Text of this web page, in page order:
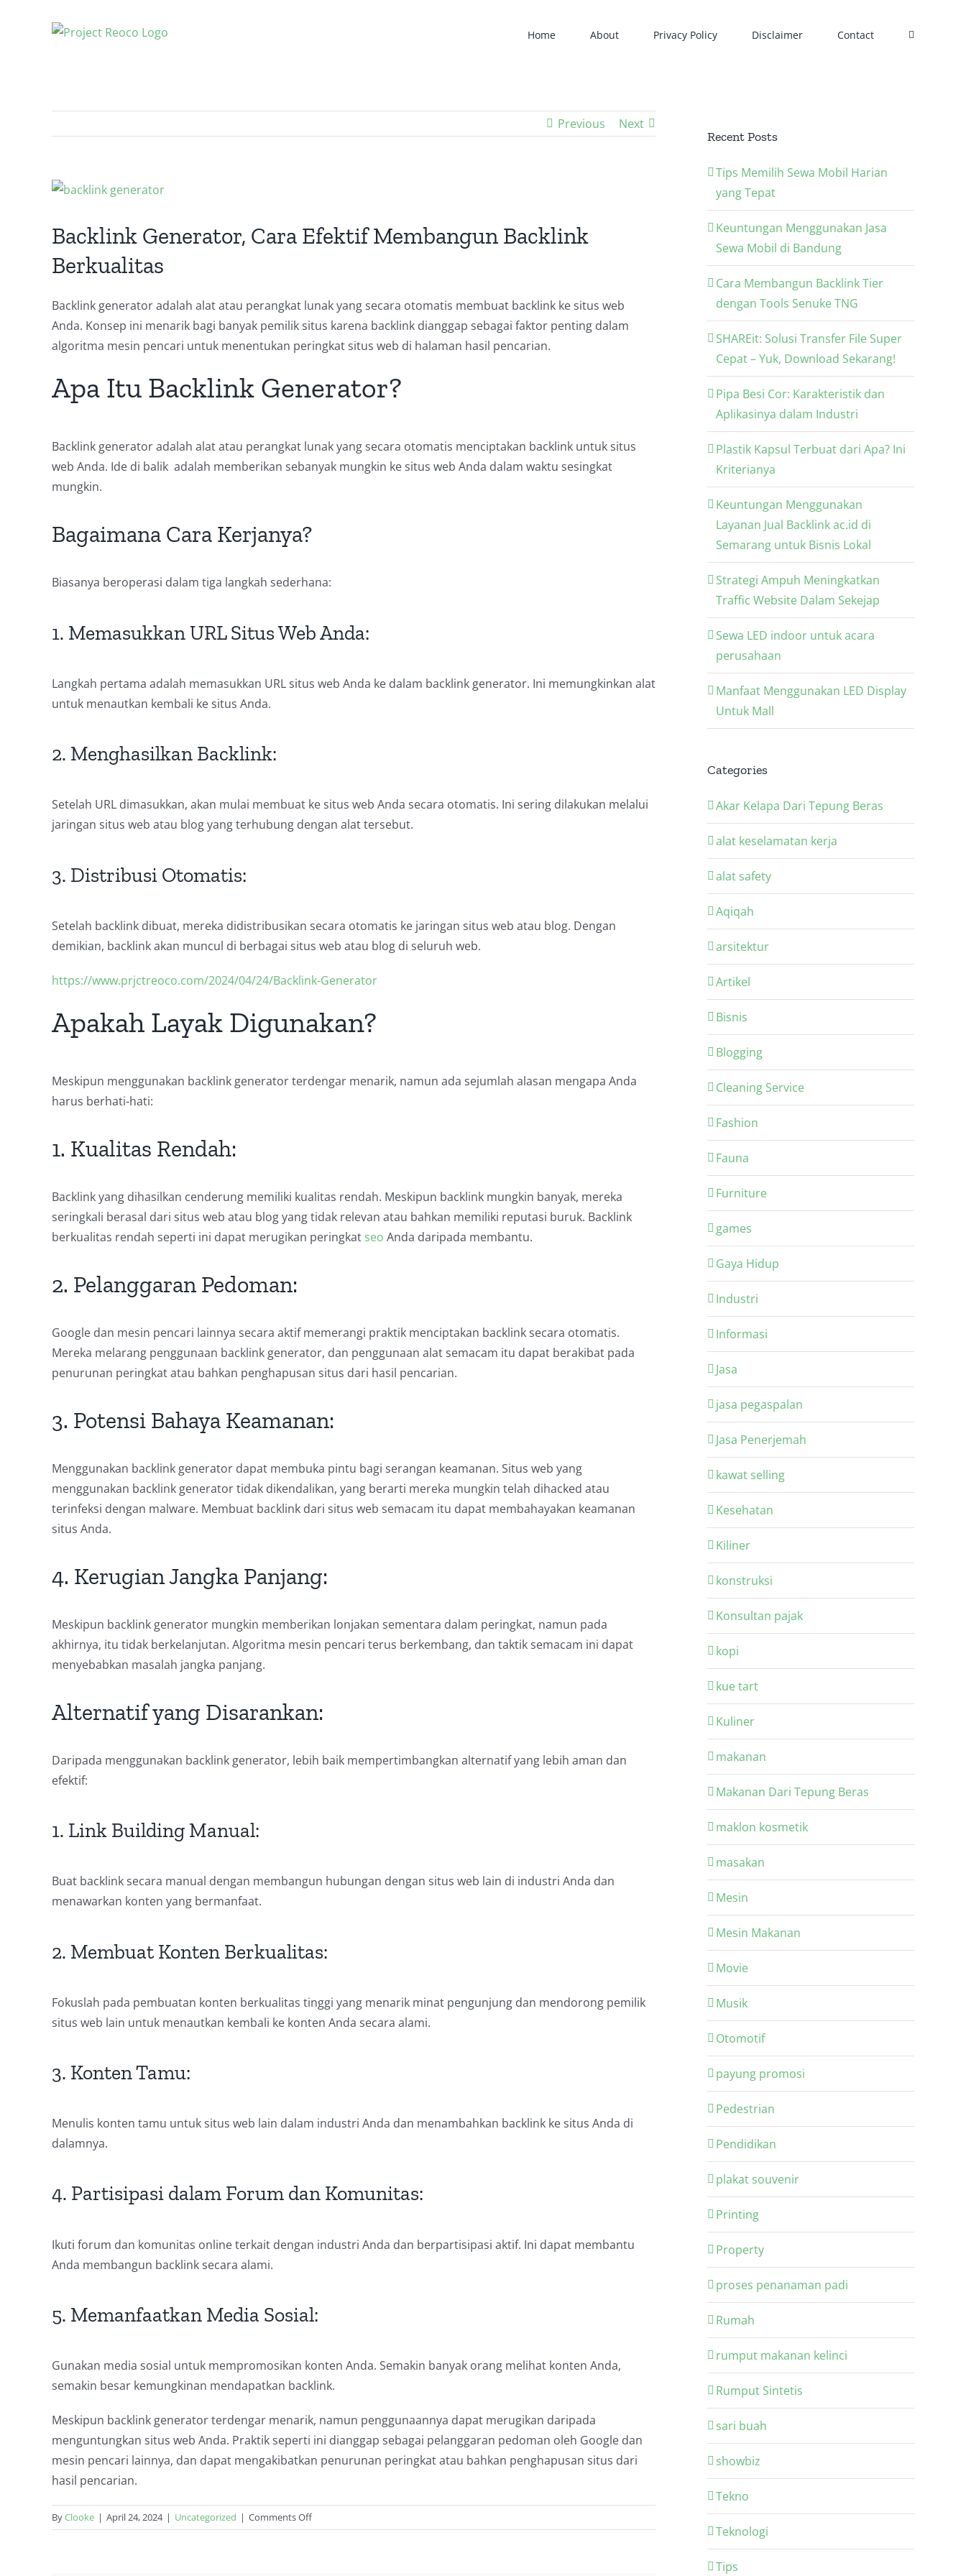
Home About Privacy Policy Disclaimer Contact
Previous Next
View
Image
Backlink Generator, Cara Efektif Membangun Backlink
Berkualitas
Backlink generator adalah alat atau perangkat lunak yang secara otomatis membuat backlink ke situs web
Anda. Konsep ini menarik bagi banyak pemilik situs karena backlink dianggap sebagai faktor penting dalam
algoritma mesin pencari untuk menentukan peringkat situs web di halaman hasil pencarian.
Apa Itu Backlink Generator?
Backlink generator adalah alat atau perangkat lunak yang secara otomatis menciptakan backlink untuk situs
web Anda. Ide di balik adalah memberikan sebanyak mungkin ke situs web Anda dalam waktu sesingkat
mungkin.
Bagaimana Cara Kerjanya?
Biasanya beroperasi dalam tiga langkah sederhana:
1. Memasukkan URL Situs Web Anda:
Langkah pertama adalah memasukkan URL situs web Anda ke dalam backlink generator. Ini memungkinkan alat
untuk menautkan kembali ke situs Anda.
2. Menghasilkan Backlink:
Setelah URL dimasukkan, akan mulai membuat ke situs web Anda secara otomatis. Ini sering dilakukan melalui
jaringan situs web atau blog yang terhubung dengan alat tersebut.
3. Distribusi Otomatis:
Setelah backlink dibuat, mereka didistribusikan secara otomatis ke jaringan situs web atau blog. Dengan
demikian, backlink akan muncul di berbagai situs web atau blog di seluruh web.
https://www.prjctreoco.com/2024/04/24/Backlink-Generator
Apakah Layak Digunakan?
Meskipun menggunakan backlink generator terdengar menarik, namun ada sejumlah alasan mengapa Anda
harus berhati-hati:
1. Kualitas Rendah:
Backlink yang dihasilkan cenderung memiliki kualitas rendah. Meskipun backlink mungkin banyak, mereka
seringkali berasal dari situs web atau blog yang tidak relevan atau bahkan memiliki reputasi buruk. Backlink
berkualitas rendah seperti ini dapat merugikan peringkat seo Anda daripada membantu.
2. Pelanggaran Pedoman:
Google dan mesin pencari lainnya secara aktif memerangi praktik menciptakan backlink secara otomatis.
Mereka melarang penggunaan backlink generator, dan penggunaan alat semacam itu dapat berakibat pada
penurunan peringkat atau bahkan penghapusan situs dari hasil pencarian.
3. Potensi Bahaya Keamanan:
Menggunakan backlink generator dapat membuka pintu bagi serangan keamanan. Situs web yang
menggunakan backlink generator tidak dikendalikan, yang berarti mereka mungkin telah dihacked atau
terinfeksi dengan malware. Membuat backlink dari situs web semacam itu dapat membahayakan keamanan
situs Anda.
4. Kerugian Jangka Panjang:
Meskipun backlink generator mungkin memberikan lonjakan sementara dalam peringkat, namun pada
akhirnya, itu tidak berkelanjutan. Algoritma mesin pencari terus berkembang, dan taktik semacam ini dapat
menyebabkan masalah jangka panjang.
Alternatif yang Disarankan:
Daripada menggunakan backlink generator, lebih baik mempertimbangkan alternatif yang lebih aman dan
efektif:
1. Link Building Manual:
Buat backlink secara manual dengan membangun hubungan dengan situs web lain di industri Anda dan
menawarkan konten yang bermanfaat.
2. Membuat Konten Berkualitas:
Fokuslah pada pembuatan konten berkualitas tinggi yang menarik minat pengunjung dan mendorong pemilik
situs web lain untuk menautkan kembali ke konten Anda secara alami.
3. Konten Tamu:
Menulis konten tamu untuk situs web lain dalam industri Anda dan menambahkan backlink ke situs Anda di
dalamnya.
4. Partisipasi dalam Forum dan Komunitas:
Ikuti forum dan komunitas online terkait dengan industri Anda dan berpartisipasi aktif. Ini dapat membantu
Anda membangun backlink secara alami.
5. Memanfaatkan Media Sosial:
Gunakan media sosial untuk mempromosikan konten Anda. Semakin banyak orang melihat konten Anda,
semakin besar kemungkinan mendapatkan backlink.
Meskipun backlink generator terdengar menarik, namun penggunaannya dapat merugikan daripada
menguntungkan situs web Anda. Praktik seperti ini dianggap sebagai pelanggaran pedoman oleh Google dan
mesin pencari lainnya, dan dapat mengakibatkan penurunan peringkat atau bahkan penghapusan situs dari
hasil pencarian.
ByClooke | April 24, 2024 | Uncategorized | Comments Offon
Backlink
Recent Posts
Tips Memilih Sewa Mobil Harian
yang Tepat
Keuntungan Menggunakan Jasa
Sewa Mobil di Bandung
Cara Membangun Backlink Tier
dengan Tools Senuke TNG
SHAREit: Solusi Transfer File Super
Cepat – Yuk, Download Sekarang!
Pipa Besi Cor: Karakteristik dan
Aplikasinya dalam Industri
Plastik Kapsul Terbuat dari Apa? Ini
Kriterianya
Keuntungan Menggunakan
Layanan Jual Backlink ac.id di
Semarang untuk Bisnis Lokal
Strategi Ampuh Meningkatkan
Traffic Website Dalam Sekejap
Sewa LED indoor untuk acara
perusahaan
Manfaat Menggunakan LED Display
Untuk Mall
Categories
Akar Kelapa Dari Tepung Beras
alat keselamatan kerja
alat safety
Aqiqah
arsitektur
Artikel
Bisnis
Blogging
Cleaning Service
Fashion
Fauna
Furniture
games
Gaya Hidup
Industri
Informasi
Jasa
jasa pegaspalan
Jasa Penerjemah
kawat selling
Kesehatan
Kiliner
konstruksi
Konsultan pajak
kopi
kue tart
Kuliner
makanan
Makanan Dari Tepung Beras
maklon kosmetik
masakan
Mesin
Mesin Makanan
Movie
Musik
Otomotif
payung promosi
Pedestrian
Pendidikan
plakat souvenir
Printing
Property
proses penanaman padi
Rumah
rumput makanan kelinci
Rumput Sintetis
sari buah
showbiz
Tekno
Teknologi
Tips